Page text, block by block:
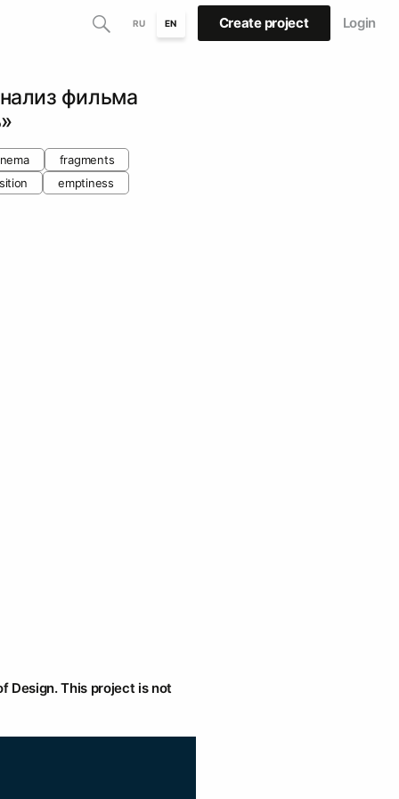
RU EN Create project Login
фильма
fragments
emptiness
Design. This project is not